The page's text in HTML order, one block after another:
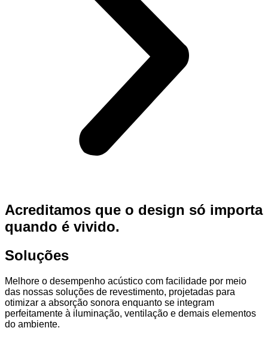
Acreditamos que o design só importa
quando é vivido.
Soluções
Melhore o desempenho acústico com facilidade por meio
das nossas soluções de revestimento, projetadas para
otimizar a absorção sonora enquanto se integram
perfeitamente à iluminação, ventilação e demais elementos
do ambiente.